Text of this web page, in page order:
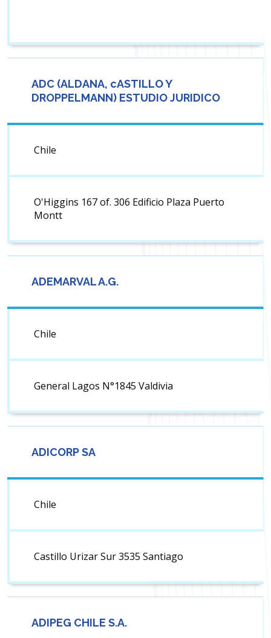
ADC (ALDANA, cASTILLO Y
DROPPELMANN) ESTUDIO JURIDICO
Chile
O'Higgins 167 of. 306 Edificio Plaza Puerto
Montt
ADEMARVAL A.G.
Chile
General Lagos N°1845 Valdivia
ADICORP SA
Chile
Castillo Urizar Sur 3535 Santiago
ADIPEG CHILE S.A.